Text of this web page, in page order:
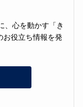
、心を動かす「き
お役立ち情報を発